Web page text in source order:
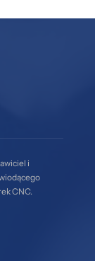
i
CNC.